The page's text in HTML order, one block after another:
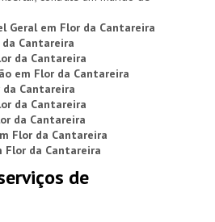
Geral em Flor da Cantareira
Cantareira
da Cantareira
em Flor da Cantareira
Cantareira
da Cantareira
da Cantareira
Flor da Cantareira
Flor da Cantareira
de